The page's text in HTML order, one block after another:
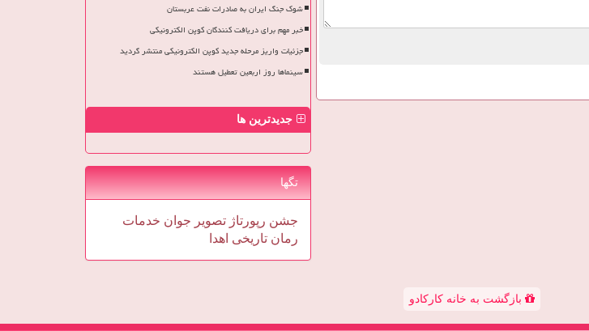
شوک جنگ ایران به صادرات نفت عربستان
خبر مهم برای دریافت کنندگان کوپن الکترونیکی
جزئیات واریز مرحله جدید کوپن الکترونیکی منتشر گردید
سینماها روز اربعین تعطیل هستند
جدیدترین ها
تگها
جشن رپورتاژ تصویر جوان خدمات
رمان تاریخی اهدا
بازگشت به خانه کارکادو